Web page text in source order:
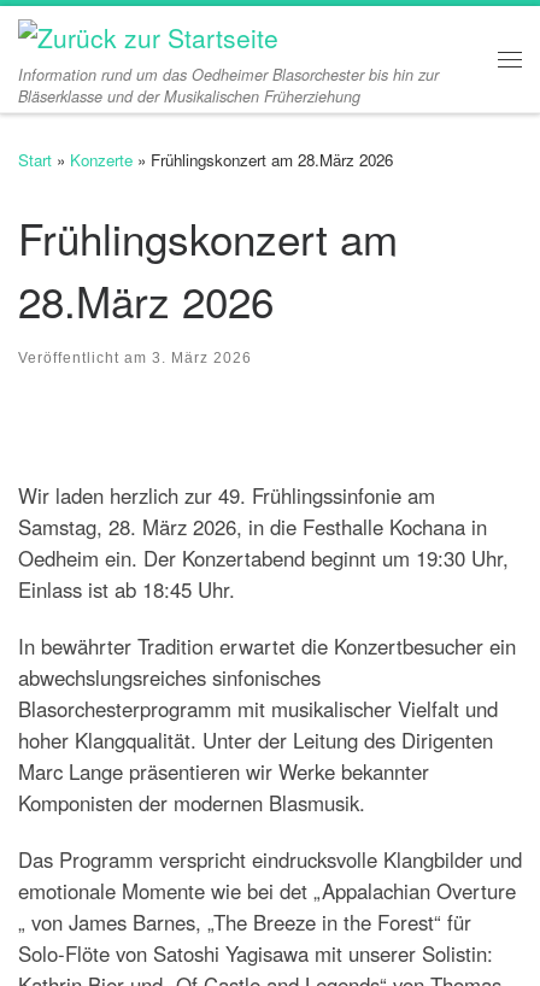
Zum Inhalt springen
Information rund um das Oedheimer Blasorchester bis hin zur
Bläserklasse und der Musikalischen Früherziehung
Start » Konzerte » Frühlingskonzert am 28.März 2026
Frühlingskonzert am
28.März 2026
Veröffentlicht am 3. März 2026
Wir laden herzlich zur 49. Frühlingssinfonie am
Samstag, 28. März 2026, in die Festhalle Kochana in
Oedheim ein. Der Konzertabend beginnt um 19:30 Uhr,
Einlass ist ab 18:45 Uhr.
In bewährter Tradition erwartet die Konzertbesucher ein
abwechslungsreiches sinfonisches
Blasorchesterprogramm mit musikalischer Vielfalt und
hoher Klangqualität. Unter der Leitung des Dirigenten
Marc Lange präsentieren wir Werke bekannter
Komponisten der modernen Blasmusik.
Das Programm verspricht eindrucksvolle Klangbilder und
emotionale Momente wie bei det „Appalachian Overture
„ von James Barnes, „The Breeze in the Forest“ für
Solo-Flöte von Satoshi Yagisawa mit unserer Solistin: